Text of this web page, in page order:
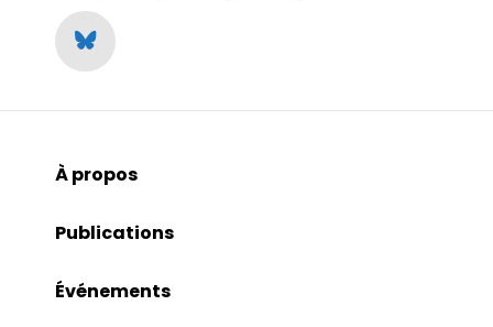
À propos
Publications
Événements